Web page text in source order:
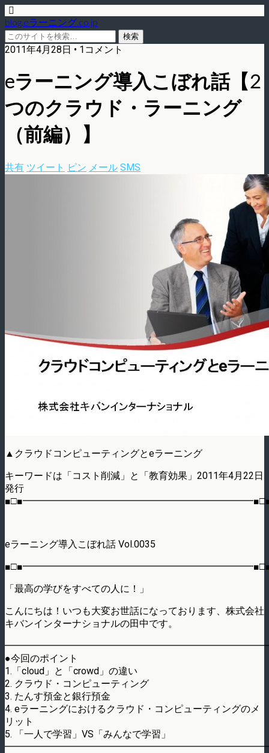
blog.eラーニング.co.jp
2011年4月28日 • 1コメント
eラーニング導入こぼれ話【2
つのクラウド・ラーニング
（前編）】
共有 ツイート ピン メール SMS
▲クラウドコンピューティングとeラーニング
キーワードは「コスト削減」と「教育効果」2011年4月22日
発行
eラーニング導入こぼれ話 Vol.0035
「最高の学びをすべての人に！」
こんにちは！いつも大変お世話になっております、株式会社
キバンインターナショナルの田中です。
●今回のポイント
1.「cloud」と「crowd」の違い
2. クラウド・コンピューティング
3. たんす預金と銀行預金
4. eラーニングにおけるクラウド・コンピューティングのメ
リット
5. 「一人で学習」VS「みんなで学習」